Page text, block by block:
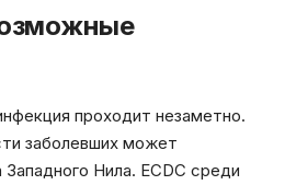
проходит незаметно.
заболевших может
Западного Нила. ECDC среди